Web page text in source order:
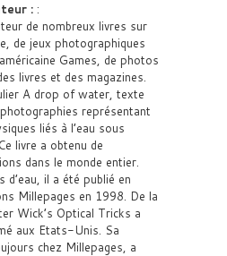
: :
de nombreux livres sur
de jeux photographiques
Games, de photos
livres et des magazines.
A drop of water, texte
représentant
liés à l’eau sous
livre a obtenu de
dans le monde entier.
il a été publié en
Millepages en 1998. De la
Wick’s Optical Tricks a
aux Etats-Unis. Sa
chez Millepages, a